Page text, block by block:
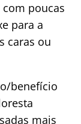
poucas
para a
caras ou
benefício
mais